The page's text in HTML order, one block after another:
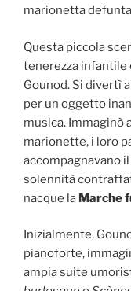
marionetta
Questa piccola
tenerezza infantile
Gounod. Si divertì
per un oggetto
musica. Immaginò
marionette, i loro
accompagnavano
solennità
nacque la Marche
Inizialmente,
pianoforte,
ampia suite